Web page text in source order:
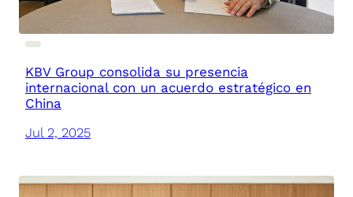
KBV Group consolida su presencia
internacional con un acuerdo estratégico en
China
Jul 2, 2025